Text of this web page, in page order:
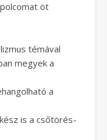
öt
témával
megyek a
a
is a csőtörés-